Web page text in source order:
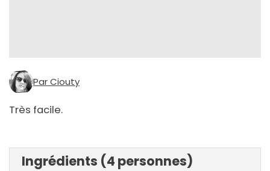
Par Ciouty
Très facile.
Ingrédients (4 personnes)